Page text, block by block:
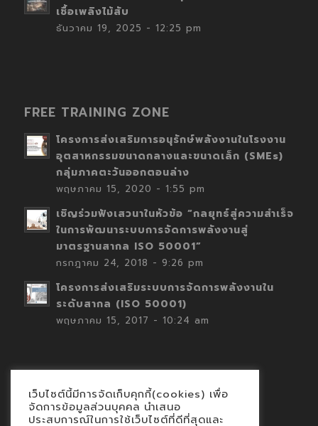
เชื้อเพลิงไม้สับ
ธันวาคม 19, 2025 - 12:25 pm
FREE TRAINING ZONE
โครงการส่งเสริมการอนุรักษ์พลังงานในโรงงาน
อุตสาหกรรมขนาดกลางและขนาดเล็ก (SMEs)
กลุ่มภาคตะวันออกตอนล่าง
พฤษภาคม 15, 2020 - 1:55 pm
เชิญร่วมฟังเสวนาในหัวข้อ “กลยุทธ์สู่ความสำเร็จ
ในการพัฒนาระบบการจัดการพลังงานสู่
มาตรฐานสากล ISO 50001”
กรกฎาคม 24, 2018 - 9:26 pm
โครงการส่งเสริมระบบการจัดการพลังงานใน
ระดับสากล (ISO 50001)
พฤษภาคม 15, 2017 - 10:24 am
Contact
นโยบายคุกกี้
เว็บไซต์นี้มีการจัดเก็บคุกกี้(cookies) เพื่อ
จัดการข้อมูลส่วนบุคคล นำเสนอ
ประสบการณ์ในการใช้เว็บไซต์ที่ดีที่สุดและ